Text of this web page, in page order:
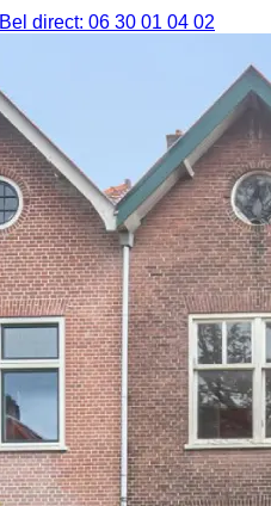
Bel direct: 06 30 01 04 02